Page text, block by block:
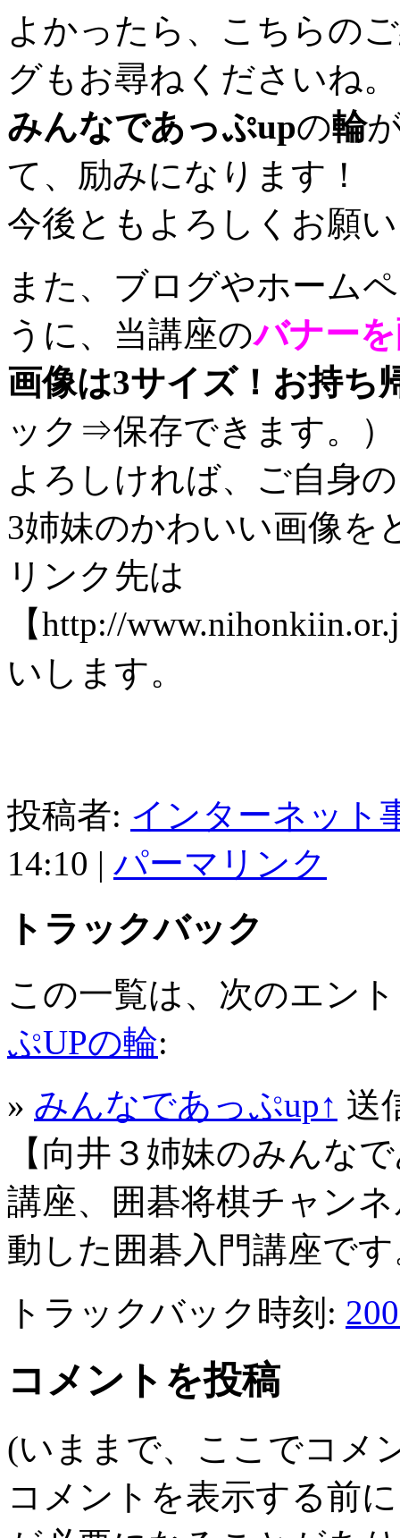
よかったら、こちらの
グもお尋ねくださいね。
みんなであっぷupの輪
て、励みになります！
今後ともよろしくお願
また、ブログやホーム
うに、当講座のバナー
画像は3サイズ！お持ち
ック⇒保存できます。）
よろしければ、ご自身
3姉妹のかわいい画像を
リンク先は
【http://
いします。
投稿者: インターネット
14:10 | パーマリンク
トラックバック
この一覧は、次のエン
ぷUPの輪:
» みんなであっぷup↑ 送
【向井３姉妹のみんな
講座、囲碁将棋チャン
動した囲碁入門講座で
トラックバック時刻:
コメントを投稿
(いままで、ここでコメ
コメントを表示する前